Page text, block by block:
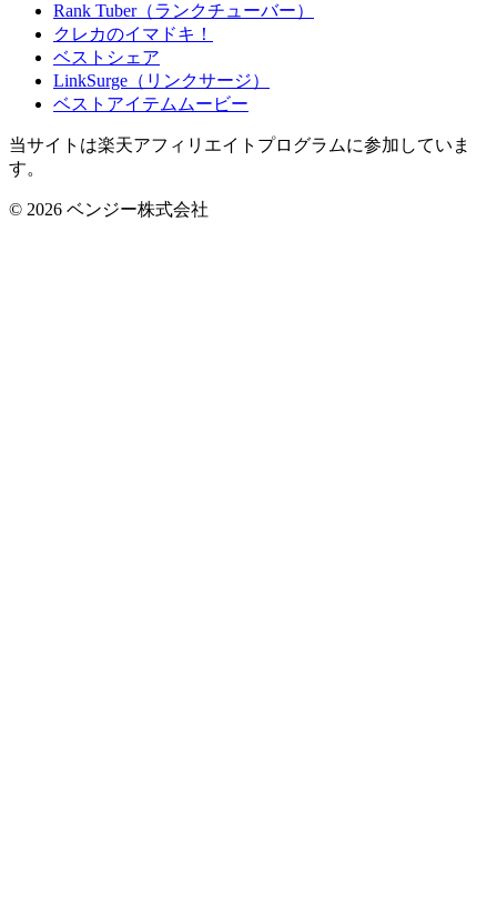
Rank Tuber（ランクチューバー）
クレカのイマドキ！
ベストシェア
LinkSurge（リンクサージ）
ベストアイテムムービー
当サイトは楽天アフィリエイトプログラムに参加していま
す。
© 2026 ベンジー株式会社